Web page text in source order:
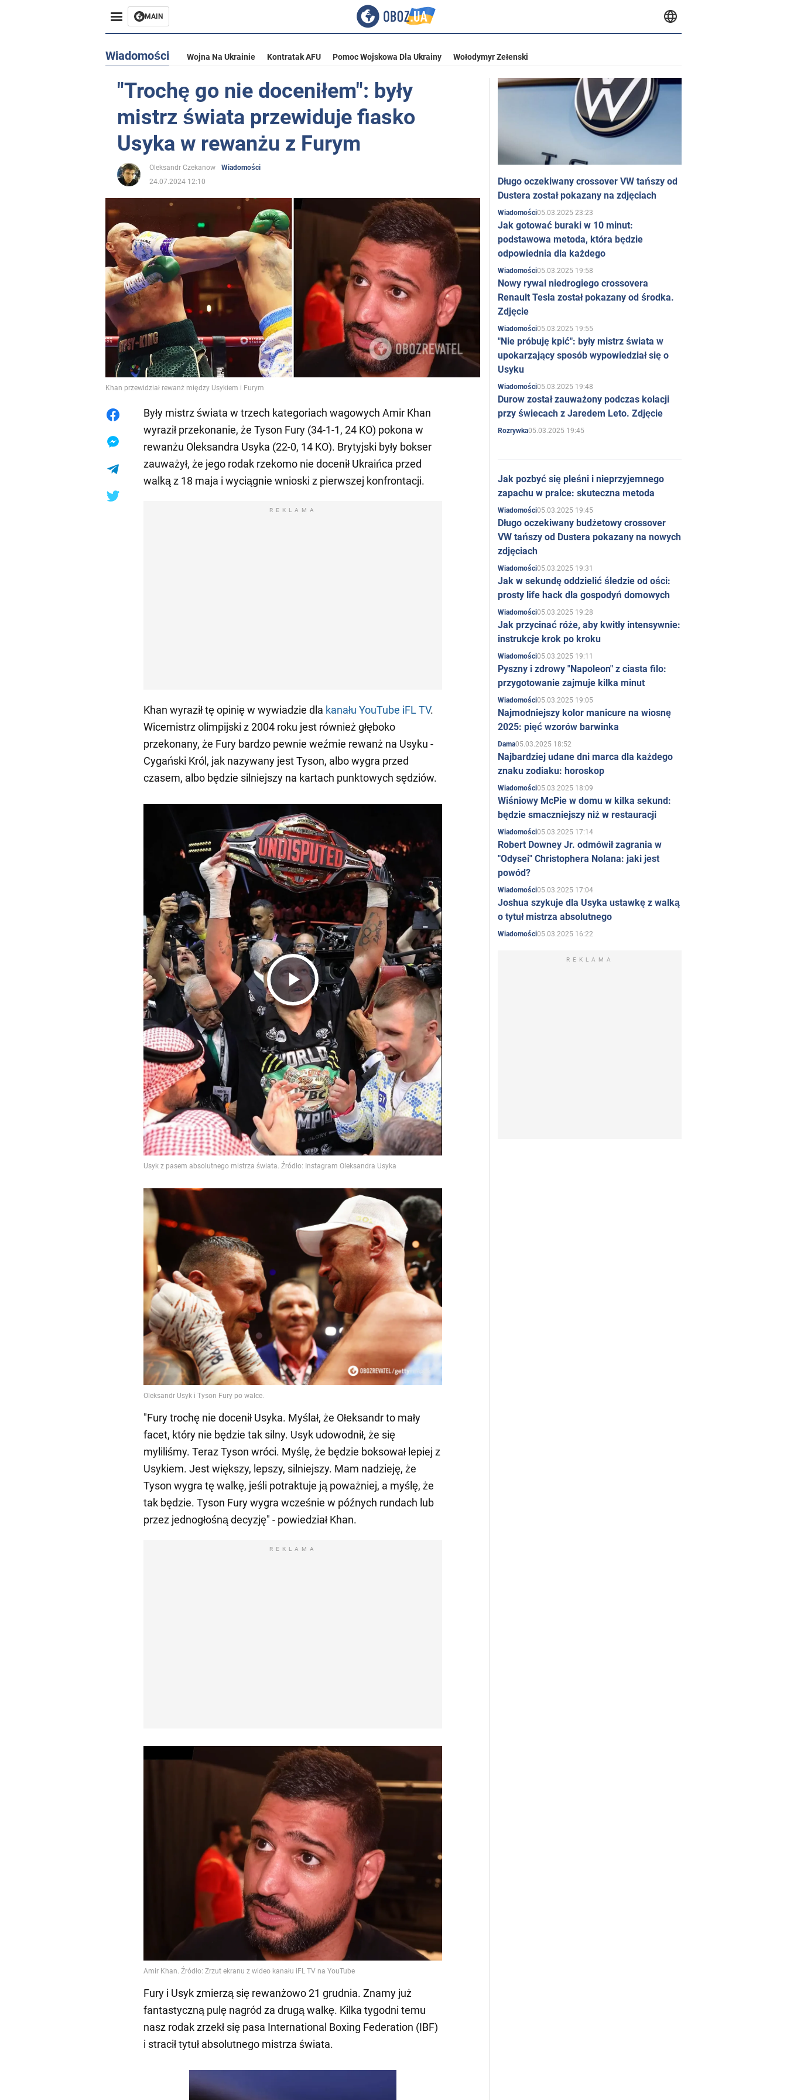
MAIN
Wiadomości Wojna Na Ukrainie Kontratak AFU Pomoc Wojskowa Dla Ukrainy Wołodymyr Zełenski
"Trochę go nie doceniłem": były
mistrz świata przewiduje fiasko
Usyka w rewanżu z Furym
Oleksandr Czekanow
Wiadomości
24.07.2024 12:10
Khan przewidział rewanż między Usykiem i Furym
Były mistrz świata w trzech kategoriach wagowych Amir Khan
wyraził przekonanie, że Tyson Fury (34-1-1, 24 KO) pokona w
rewanżu Oleksandra Usyka (22-0, 14 KO). Brytyjski były bokser
zauważył, że jego rodak rzekomo nie docenił Ukraińca przed
walką z 18 maja i wyciągnie wnioski z pierwszej konfrontacji.
REKLAMA
Khan wyraził tę opinię w wywiadzie dla kanału YouTube iFL TV.
Wicemistrz olimpijski z 2004 roku jest również głęboko
przekonany, że Fury bardzo pewnie weźmie rewanż na Usyku -
Cygański Król, jak nazywany jest Tyson, albo wygra przed
czasem, albo będzie silniejszy na kartach punktowych sędziów.
Play
Video
"Fury trochę nie docenił Usyka. Myślał, że Ołeksandr to mały
facet, który nie będzie tak silny. Usyk udowodnił, że się
myliliśmy. Teraz Tyson wróci. Myślę, że będzie boksował lepiej z
Usykiem. Jest większy, lepszy, silniejszy. Mam nadzieję, że
Tyson wygra tę walkę, jeśli potraktuje ją poważniej, a myślę, że
tak będzie. Tyson Fury wygra wcześnie w późnych rundach lub
przez jednogłośną decyzję" - powiedział Khan.
REKLAMA
Fury i Usyk zmierzą się rewanżowo 21 grudnia. Znamy już
fantastyczną pulę nagród za drugą walkę. Kilka tygodni temu
nasz rodak zrzekł się pasa International Boxing Federation (IBF)
i stracił tytuł absolutnego mistrza świata.
Długo oczekiwany crossover VW tańszy od
Dustera został pokazany na zdjęciach
Wiadomości05.03.2025 23:23
Jak gotować buraki w 10 minut:
podstawowa metoda, która będzie
odpowiednia dla każdego
Wiadomości05.03.2025 19:58
Nowy rywal niedrogiego crossovera
Renault Tesla został pokazany od środka.
Zdjęcie
Wiadomości05.03.2025 19:55
"Nie próbuję kpić": były mistrz świata w
upokarzający sposób wypowiedział się o
Usyku
Wiadomości05.03.2025 19:48
Durow został zauważony podczas kolacji
przy świecach z Jaredem Leto. Zdjęcie
Rozrywka05.03.2025 19:45
Jak pozbyć się pleśni i nieprzyjemnego
zapachu w pralce: skuteczna metoda
Wiadomości05.03.2025 19:45
Długo oczekiwany budżetowy crossover
VW tańszy od Dustera pokazany na nowych
zdjęciach
Wiadomości05.03.2025 19:31
Jak w sekundę oddzielić śledzie od ości:
prosty life hack dla gospodyń domowych
Wiadomości05.03.2025 19:28
Jak przycinać róże, aby kwitły intensywnie:
instrukcje krok po kroku
Wiadomości05.03.2025 19:11
Pyszny i zdrowy "Napoleon" z ciasta filo:
przygotowanie zajmuje kilka minut
Wiadomości05.03.2025 19:05
Najmodniejszy kolor manicure na wiosnę
2025: pięć wzorów barwinka
Dama05.03.2025 18:52
Najbardziej udane dni marca dla każdego
znaku zodiaku: horoskop
Wiadomości05.03.2025 18:09
Wiśniowy McPie w domu w kilka sekund:
będzie smaczniejszy niż w restauracji
Wiadomości05.03.2025 17:14
Robert Downey Jr. odmówił zagrania w
"Odysei" Christophera Nolana: jaki jest
powód?
Wiadomości05.03.2025 17:04
Joshua szykuje dla Usyka ustawkę z walką
o tytuł mistrza absolutnego
Wiadomości05.03.2025 16:22
REKLAMA